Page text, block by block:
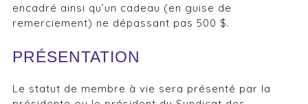
encadré ainsi qu’un cadeau (en guise de
remerciement) ne dépassant pas 500 $.
PRÉSENTATION
Le statut de membre à vie sera présenté par la